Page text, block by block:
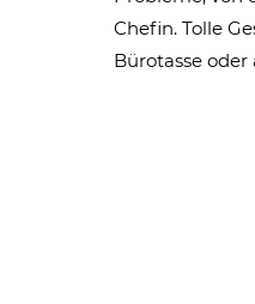
Chefin. Tolle
Bürotasse